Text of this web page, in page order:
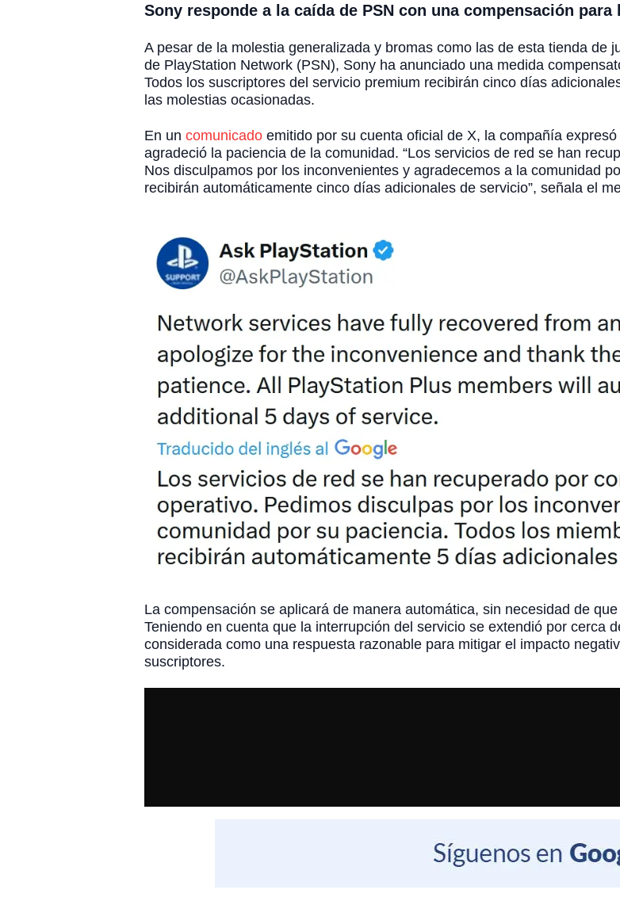
Sony responde a la caída de PSN con una compensación
A pesar de la molestia generalizada y bromas como las de esta tienda de
de PlayStation Network (PSN), Sony ha anunciado una medida
Todos los suscriptores del servicio premium recibirán cinco días
las molestias ocasionadas.
En un comunicado emitido por su cuenta oficial de X, la compañía
agradeció la paciencia de la comunidad. “Los servicios de red se han
Nos disculpamos por los inconvenientes y agradecemos a la comunidad
recibirán automáticamente cinco días adicionales de servicio”, señala el
La compensación se aplicará de manera automática, sin necesidad de
Teniendo en cuenta que la interrupción del servicio se extendió por cerca
considerada como una respuesta razonable para mitigar el impacto
suscriptores.